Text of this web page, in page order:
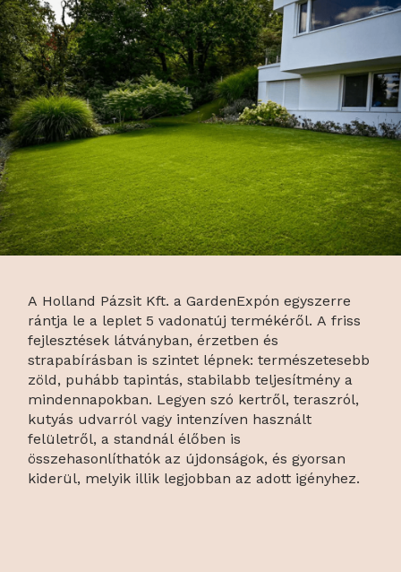
NYEREMÉNYJÁTÉK / REGISZTRÁCIÓ
A Holland Pázsit Kft. a GardenExpón egyszerre
rántja le a leplet 5 vadonatúj termékéről. A friss
fejlesztések látványban, érzetben és
strapabírásban is szintet lépnek: természetesebb
zöld, puhább tapintás, stabilabb teljesítmény a
mindennapokban. Legyen szó kertről, teraszról,
kutyás udvarról vagy intenzíven használt
felületről, a standnál élőben is
összehasonlíthatók az újdonságok, és gyorsan
kiderül, melyik illik legjobban az adott igényhez.